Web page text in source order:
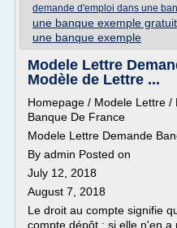
demande d'emploi dans une
une banque exemple gratuit
une banque exemple
Modele Lettre
Modèle de Lettre ...
Homepage / Modele Lettre
Banque De France
Modele Lettre Demande
By admin Posted on
July 12, 2018
August 7, 2018
Le droit au compte signifie
compte dépôt ; si elle n'en a